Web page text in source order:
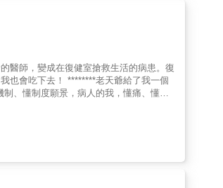
對自信。◎身心一體的終極「氣」療癒：
領男女走向心靈相通的終極幸福。
醫師，變成在復健室搶救生活的病患。復
也會吃下去！ ********老天爺給了我一個
、懂制度願景，病人的我，懂痛、懂
生……但每一次站起來、走出去，你就比
的 Leon 2.0。期待我們都能在這場漫長
部主任級醫師）黃國軒（馬偕紀念醫院